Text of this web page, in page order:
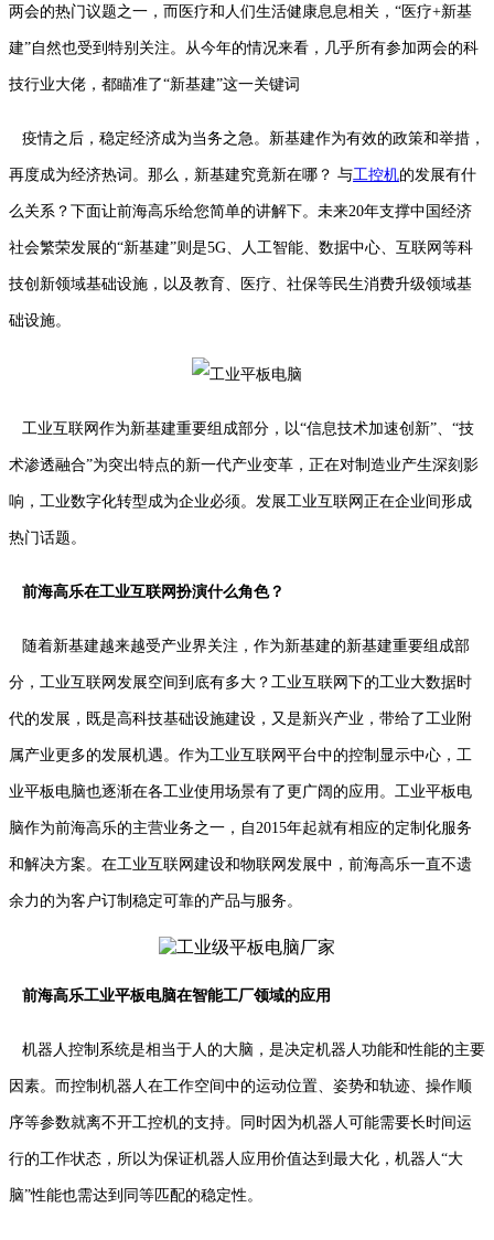
两会的热门议题之一，而医疗和人们生活健康息息相关，“医疗+新基
建”自然也受到特别关注。从今年的情况来看，几乎所有参加两会的科
技行业大佬，都瞄准了“新基建”这一关键词
疫情之后，稳定经济成为当务之急。新基建作为有效的政策和举措，
再度成为经济热词。那么，新基建究竟新在哪？ 与工控机的发展有什
么关系？下面让前海高乐给您简单的讲解下。未来20年支撑中国经济
社会繁荣发展的“新基建”则是5G、人工智能、数据中心、互联网等科
技创新领域基础设施，以及教育、医疗、社保等民生消费升级领域基
础设施。
工业互联网作为新基建重要组成部分，以“信息技术加速创新”、“技
术渗透融合”为突出特点的新一代产业变革，正在对制造业产生深刻影
响，工业数字化转型成为企业必须。发展工业互联网正在企业间形成
热门话题。
前海高乐在工业互联网扮演什么角色？
随着新基建越来越受产业界关注，作为新基建的新基建重要组成部
分，工业互联网发展空间到底有多大？工业互联网下的工业大数据时
代的发展，既是高科技基础设施建设，又是新兴产业，带给了工业附
属产业更多的发展机遇。作为工业互联网平台中的控制显示中心，工
业平板电脑也逐渐在各工业使用场景有了更广阔的应用。工业平板电
脑作为前海高乐的主营业务之一，自2015年起就有相应的定制化服务
和解决方案。在工业互联网建设和物联网发展中，前海高乐一直不遗
余力的为客户订制稳定可靠的产品与服务。
前海高乐工业平板电脑在智能工厂领域的应用
机器人控制系统是相当于人的大脑，是决定机器人功能和性能的主要
因素。而控制机器人在工作空间中的运动位置、姿势和轨迹、操作顺
序等参数就离不开工控机的支持。同时因为机器人可能需要长时间运
行的工作状态，所以为保证机器人应用价值达到最大化，机器人“大
脑”性能也需达到同等匹配的稳定性。